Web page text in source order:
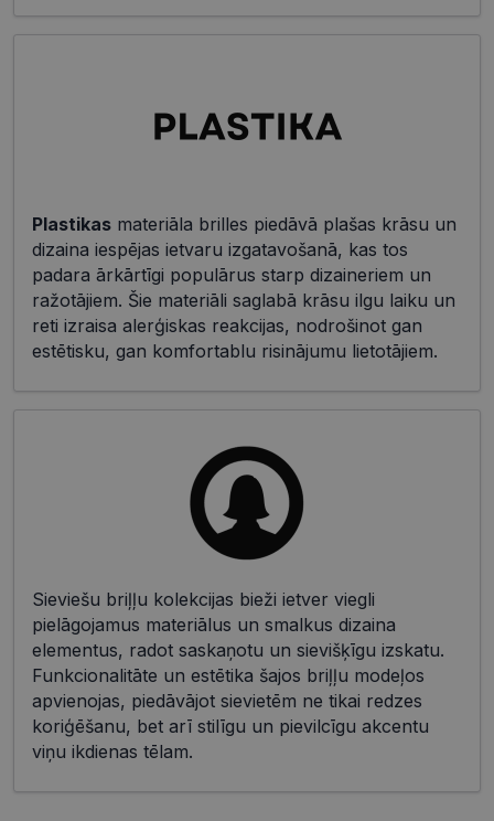
Plastikas materiāla brilles piedāvā plašas krāsu un
dizaina iespējas ietvaru izgatavošanā, kas tos
padara ārkārtīgi populārus starp dizaineriem un
ražotājiem. Šie materiāli saglabā krāsu ilgu laiku un
reti izraisa alerģiskas reakcijas, nodrošinot gan
estētisku, gan komfortablu risinājumu lietotājiem.
Sieviešu briļļu kolekcijas bieži ietver viegli
pielāgojamus materiālus un smalkus dizaina
elementus, radot saskaņotu un sievišķīgu izskatu.
Funkcionalitāte un estētika šajos briļļu modeļos
apvienojas, piedāvājot sievietēm ne tikai redzes
koriģēšanu, bet arī stilīgu un pievilcīgu akcentu
viņu ikdienas tēlam.